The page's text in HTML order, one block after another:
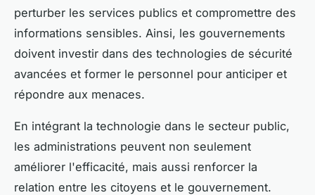
perturber les services publics et compromettre des
informations sensibles. Ainsi, les gouvernements
doivent investir dans des technologies de sécurité
avancées et former le personnel pour anticiper et
répondre aux menaces.
En intégrant la technologie dans le secteur public,
les administrations peuvent non seulement
améliorer l'efficacité, mais aussi renforcer la
relation entre les citoyens et le gouvernement.